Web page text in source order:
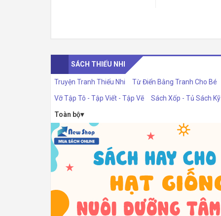
SÁCH THIẾU NHI
Truyện Tranh Thiếu Nhi Từ Điển Bằng Tranh Cho Bé
Vỡ Tập Tô - Tập Viết - Tập Vẽ Sách Xốp - Tủ Sách
Toàn bộ